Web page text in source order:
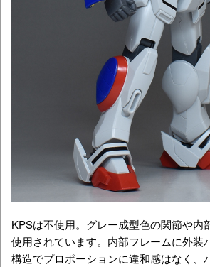
KPSは不使用。グレー成型色の関節や内
使用されています。内部フレームに外装
構造でプロポーションに違和感はなく、